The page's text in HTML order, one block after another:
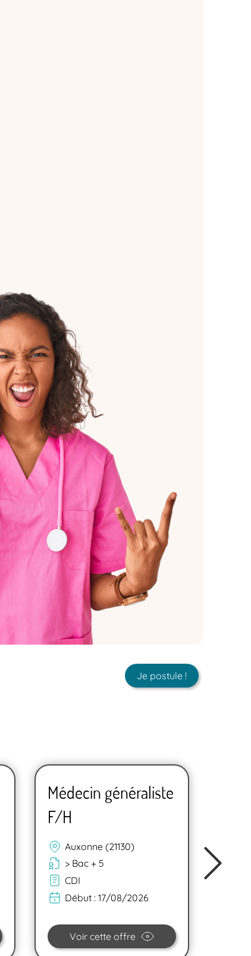
Je postule !
Médecin généraliste
F/H
Auxonne (21130)
> Bac + 5
CDI
Début : 17/08/2026
Voir cette offre